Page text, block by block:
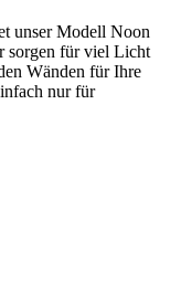
unser Modell Noon
sorgen für viel Licht
Wänden für Ihre
nur für